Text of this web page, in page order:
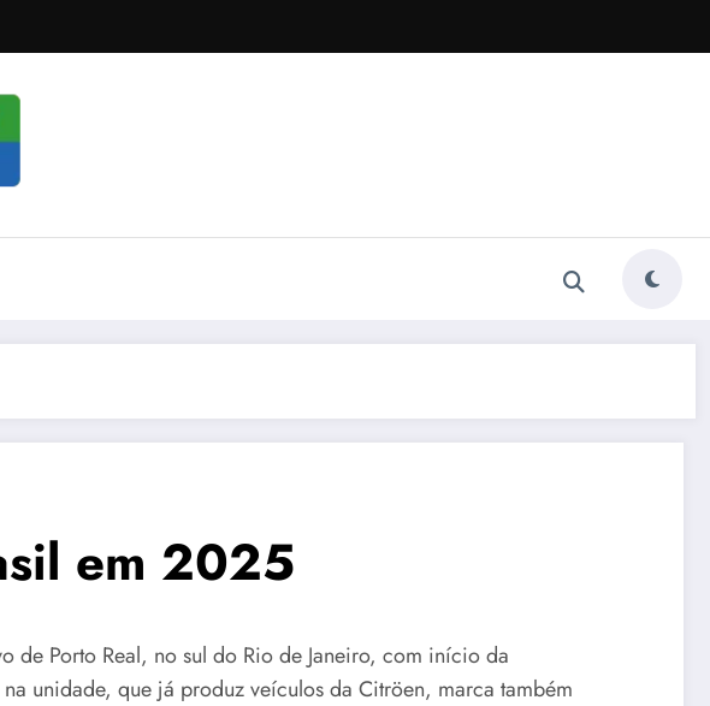
em 2025
de Porto Real, no sul do Rio de Janeiro, com início da
unidade, que já produz veículos da Citröen, marca também